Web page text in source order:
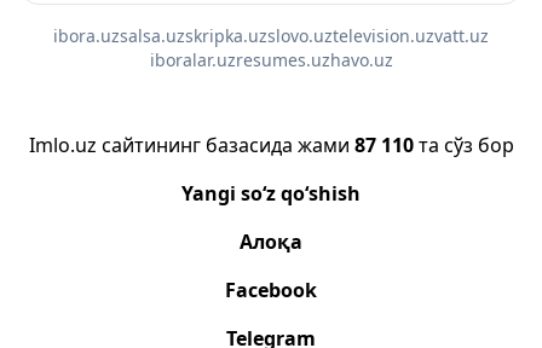
ibora.uzsalsa.uzskripka.uzslovo.uztelevision.uzvatt.uz
iboralar.uzresumes.uzhavo.uz
Imlo.uz сайтининг базасида жами 87 110та сўз бор
Yangi so‘z qo‘shish
Алоқа
Facebook
Telegram